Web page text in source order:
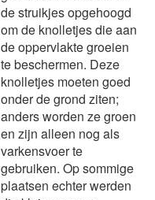
de struikjes opgehoogd
om de knolletjes die aan
de oppervlakte groeien
te beschermen. Deze
knolletjes moeten goed
onder de grond ziten;
anders worden ze groen
en zijn alleen nog als
varkensvoer te
gebruiken. Op sommige
plaatsen echter werden